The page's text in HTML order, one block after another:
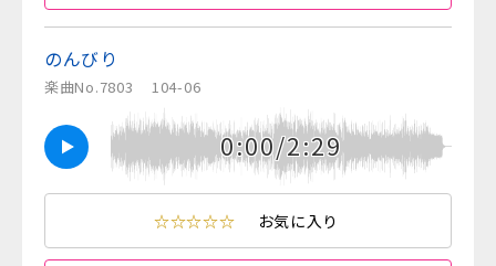
のんびり
楽曲No.7803 104-06
0:00/2:29
☆☆☆☆☆ お気に入り